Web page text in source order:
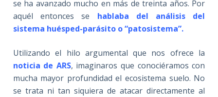
se ha avanzado mucho en más de treinta años. Por
aquél entonces se hablaba del análisis del
sistema huésped-parásito o “patosistema”.
Utilizando el hilo argumental que nos ofrece la
noticia de ARS, imaginaros que conociéramos con
mucha mayor profundidad el ecosistema suelo. No
se trata ni tan siquiera de atacar directamente al